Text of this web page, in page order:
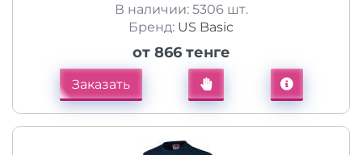
В наличии: 5306 шт.
Бренд: US Basic
от 866 тенге
Заказать